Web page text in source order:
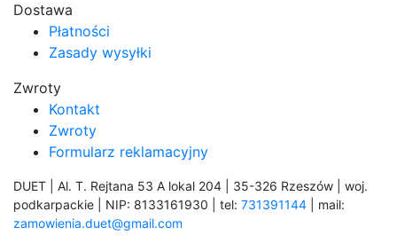
Dostawa
Płatności
Zasady wysyłki
Zwroty
Kontakt
Zwroty
Formularz reklamacyjny
DUET | Al. T. Rejtana 53 A lokal 204 | 35-326 Rzeszów | woj.
podkarpackie | NIP: 8133161930 | tel: 731391144 | mail:
zamowienia.duet@gmail.com